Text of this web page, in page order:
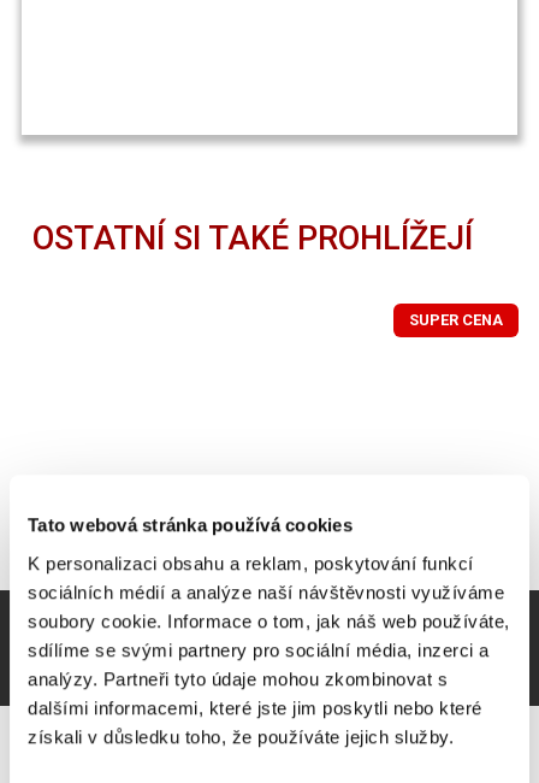
Tato webová stránka používá cookies
K personalizaci obsahu a reklam, poskytování funkcí
sociálních médií a analýze naší návštěvnosti využíváme
soubory cookie. Informace o tom, jak náš web používáte,
sdílíme se svými partnery pro sociální média, inzerci a
analýzy. Partneři tyto údaje mohou zkombinovat s
dalšími informacemi, které jste jim poskytli nebo které
získali v důsledku toho, že používáte jejich služby.
OSTATNÍ SI TAKÉ PROHLÍŽEJÍ
SUPER CENA